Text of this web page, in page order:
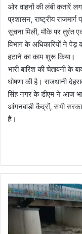
ओर वाहनों की लंबी कतारें
प्रशासन, राष्ट्रीय
सूचना मिली, मौके पर तुरंत
विभाग के अधिकारियों ने
हटाने का काम शुरू किया।
भारी बारिश की चेतावनी
घोषणा की है। राजधानी
सिंह नगर के डीएम ने आज
आंगनबाड़ी केंद्रों, सभी
है।
मू
स
ला